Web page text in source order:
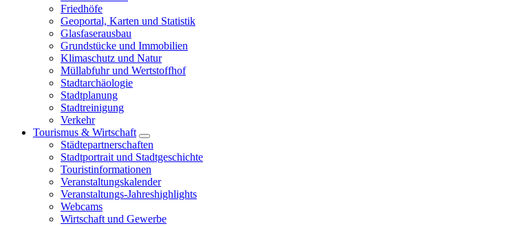
Friedhöfe
Geoportal, Karten und Statistik
Glasfaserausbau
Grundstücke und Immobilien
Klimaschutz und Natur
Müllabfuhr und Wertstoffhof
Stadtarchäologie
Stadtplanung
Stadtreinigung
Verkehr
Tourismus & Wirtschaft
Städtepartnerschaften
Stadtportrait und Stadtgeschichte
Touristinformationen
Veranstaltungskalender
Veranstaltungs-Jahreshighlights
Webcams
Wirtschaft und Gewerbe